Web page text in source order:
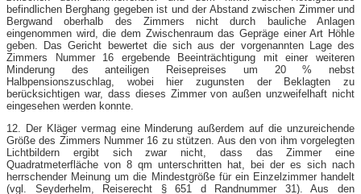
befindlichen Berghang gegeben ist und der Abstand zwischen Zimmer und
Bergwand oberhalb des Zimmers nicht durch bauliche Anlagen
eingenommen wird, die dem Zwischenraum das Gepräge einer Art Höhle
geben. Das Gericht bewertet die sich aus der vorgenannten Lage des
Zimmers Nummer 16 ergebende Beeinträchtigung mit einer weiteren
Minderung des anteiligen Reisepreises um 20 % nebst
Halbpensionszuschlag, wobei hier zugunsten der Beklagten zu
berücksichtigen war, dass dieses Zimmer von außen unzweifelhaft nicht
eingesehen werden konnte.
12. Der Kläger vermag eine Minderung außerdem auf die unzureichende
Größe des Zimmers Nummer 16 zu stützen. Aus den von ihm vorgelegten
Lichtbildern ergibt sich zwar nicht, dass das Zimmer eine
Quadratmeterfläche von 8 qm unterschritten hat, bei der es sich nach
herrschender Meinung um die Mindestgröße für ein Einzelzimmer handelt
(vgl. Seyderhelm, Reiserecht § 651 d Randnummer 31). Aus den